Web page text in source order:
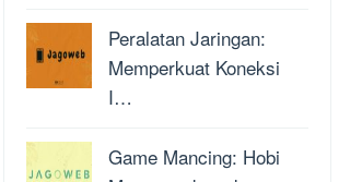
Peralatan Jaringan:
Memperkuat Koneksi
I…
Game Mancing: Hobi